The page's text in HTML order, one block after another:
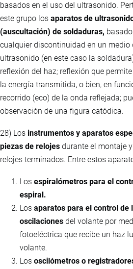
basados en el uso del ultrasonido.
este grupo los aparatos de
(auscultación) de soldaduras,
cualquier discontinuidad en un medio
ultrasonido (en este caso la
reflexión del haz; reflexión que
la energía transmitida, o bien, en
recorrido (eco) de la onda reflejada;
observación de una figura catódica.
28) Los instrumentos y aparatos
piezas de relojes durante el montaje
relojes terminados. Entre estos
Los espiralómetros para el
espiral.
Los aparatos para el control de
oscilaciones del volante por
fotoeléctrica que recibe un haz
volante.
Los oscilómetros o